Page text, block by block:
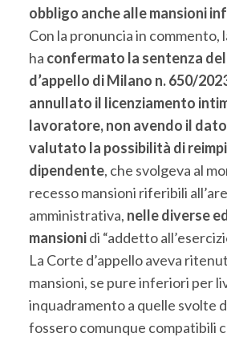
obbligo anche alle mansioni
Con la pronuncia in commento,
ha confermato la sentenza
d’appello di Milano n. 650/
annullato il licenziamento
lavoratore, non avendo il
valutato la possibilità di
dipendente, che svolgeva al
recesso mansioni riferibili
amministrativa, nelle diverse
mansionidi “addetto
La Corte d’appello aveva
mansioni, se pure inferiori per
inquadramento a quelle svolte
fossero comunque compatibili